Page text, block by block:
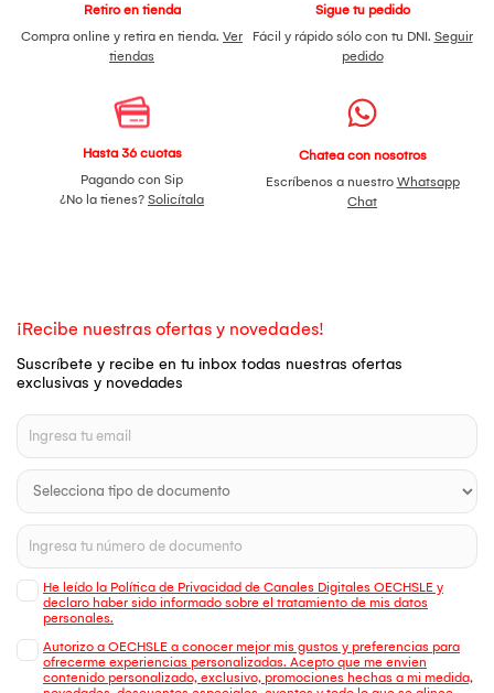
Retiro en tienda
Compra online y retira en tienda. Ver
tiendas
Sigue tu pedido
Fácil y rápido sólo con tu DNI. Seguir
pedido
Hasta 36 cuotas
Pagando con Sip
¿No la tienes? Solicítala
Chatea con nosotros
Escríbenos a nuestro Whatsapp
Chat
¡Recibe nuestras ofertas y novedades!
Suscríbete y recibe en tu inbox todas nuestras ofertas
exclusivas y novedades
He leído la Política de Privacidad de Canales Digitales OECHSLE y
declaro haber sido informado sobre el tratamiento de mis datos
personales.
Autorizo a OECHSLE a conocer mejor mis gustos y preferencias para
ofrecerme experiencias personalizadas. Acepto que me envien
contenido personalizado, exclusivo, promociones hechas a mi medida,